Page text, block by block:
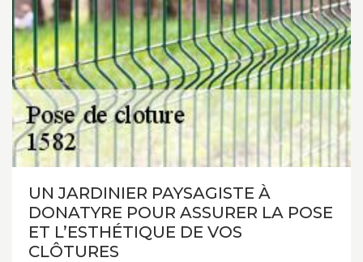
UN JARDINIER PAYSAGISTE À
DONATYRE POUR ASSURER LA POSE
ET L’ESTHÉTIQUE DE VOS
CLÔTURES